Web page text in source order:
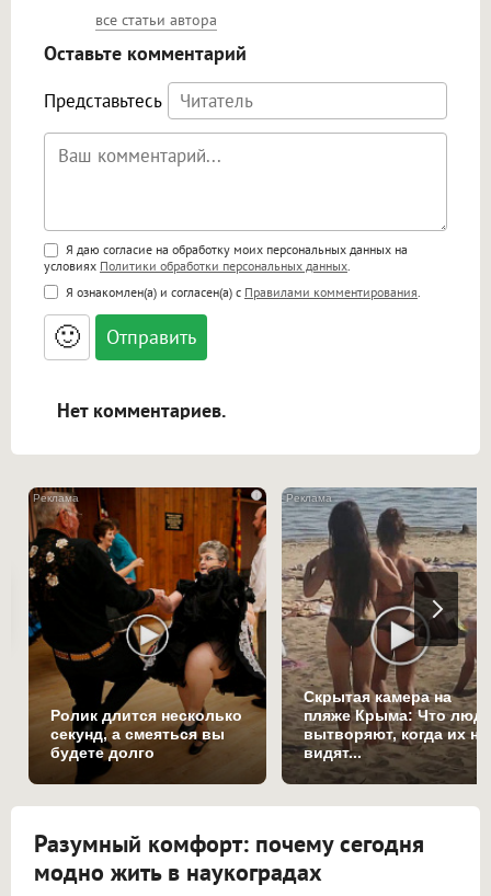
все статьи автора
Оставьте комментарий
Представьтесь
Поддержка HTML
<b>, <strong>, <u>, <i>, <em>, <s>, <big>,
<small>, <sup>, <sub>, <pre>, <ul>, <ol>, <li>,
<blockquote>, <code> экранирует HTML,
адреса URL автоматически становятся
ссылками, и [img]адрес[/img] будет
Я даю согласие на обработку моих персональных данных на
условиях Политики обработки персональных данных
Я ознакомлен(а) и согласен(а) с Правилами комментирования
🙂
Нет комментариев.
i
Ролик длится несколько
секунд, а смеяться вы
будете долго
Скрытая камера на
пляже Крыма: Что
вытворяют, когда их не
видят...
Разумный комфорт: почему сегодня
модно жить в наукоградах